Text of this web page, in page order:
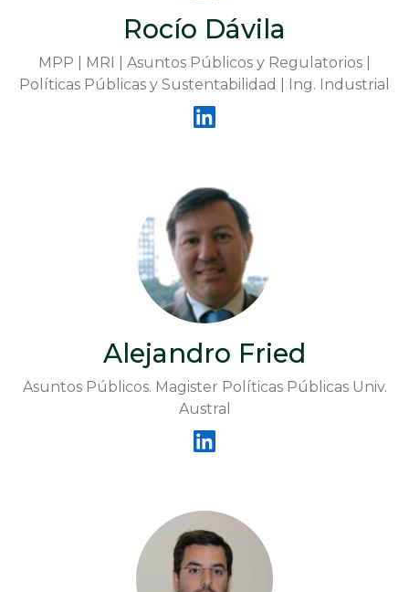
Rocío Dávila
MPP | MRI | Asuntos Públicos y Regulatorios |
Políticas Públicas y Sustentabilidad | Ing. Industrial
Alejandro Fried
Asuntos Públicos. Magister Políticas Públicas Univ.
Austral